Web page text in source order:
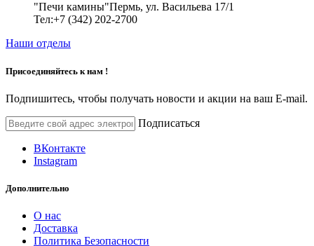
"Печи камины"Пермь, ул. Васильева 17/1
Тел:+7 (342) 202-2700
Наши отделы
Присоединяйтесь к нам !
Подпишитесь, чтобы получать новости и акции на ваш E-mail.
Подписаться
ВКонтакте
Instagram
Дополнительно
О нас
Доставка
Политика Безопасности